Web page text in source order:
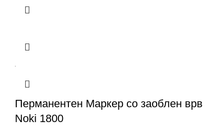
Перманентен Маркер со заоблен врв
Noki 1800